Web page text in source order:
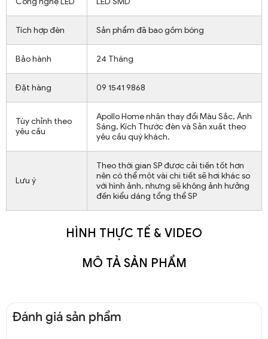
Tích hợp đèn Sản phẩm đã bao gồm bóng
Bảo hành 24 Tháng
Đặt hàng 09 1541 9868
Tùy chỉnh theo
yêu cầu
Apollo Home nhận thay đổi Màu Sắc, Ánh
Sáng, Kích Thước đèn và Sản xuất theo
yêu cầu quý khách.
Lưu ý
Theo thời gian SP được cải tiến tốt hơn
nên có thể một vài chi tiết sẽ hơi khác so
với hình ảnh, nhưng sẽ không ảnh hưởng
đến kiểu dáng tổng thể SP
HÌNH THỰC TẾ & VIDEO
MÔ TẢ SẢN PHẨM
Đánh giá sản phẩm